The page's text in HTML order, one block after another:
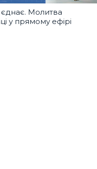
Молитва
у прямому ефірі